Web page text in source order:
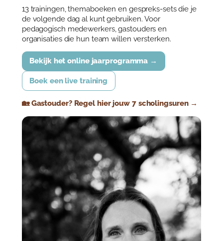
Over Anja Lutz
Blog en Downloads
Aanbod
Themaboeken
Gespreks- en reflectiesets
Aanbod
Winkelwagen
Mijn account
Contact
Contact
Agenda
13 trainingen, themaboeken en gespreks-sets die je
de volgende dag al kunt gebruiken. Voor
pedagogisch medewerkers, gastouders en
organisaties die hun team willen versterken.
Bekijk het online jaarprogramma →
Boek een live training
🏡 Gastouder? Regel hier jouw 7 scholingsuren →